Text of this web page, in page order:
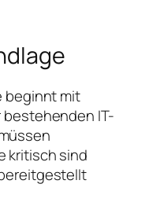
beginnt mit
IT-
kritisch sind